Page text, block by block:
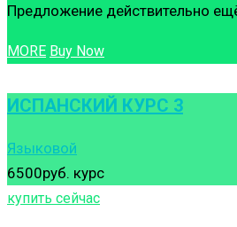
Предложение действительно
MORE Buy Now
ИСПАНСКИЙ КУРС 3
Языковой
6500руб. курс
купить сейчас